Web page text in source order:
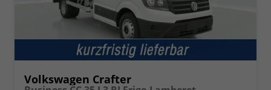
Volkswagen Crafter